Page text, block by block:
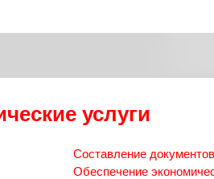
услуги
Составление документов
Обеспечение